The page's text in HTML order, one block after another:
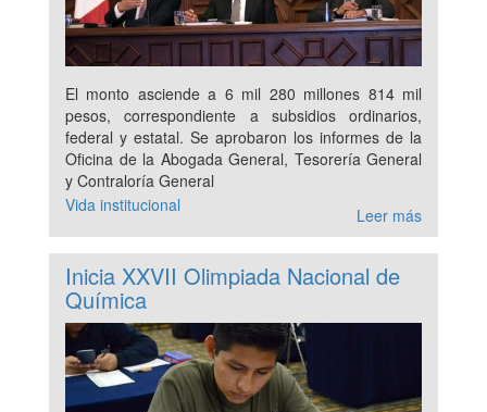
El monto asciende a 6 mil 280 millones 814 mil
pesos, correspondiente a subsidios ordinarios,
federal y estatal. Se aprobaron los informes de la
Oficina de la Abogada General, Tesorería General
y Contraloría General
Vida institucional
Leer más
Inicia XXVII Olimpiada Nacional de
Química